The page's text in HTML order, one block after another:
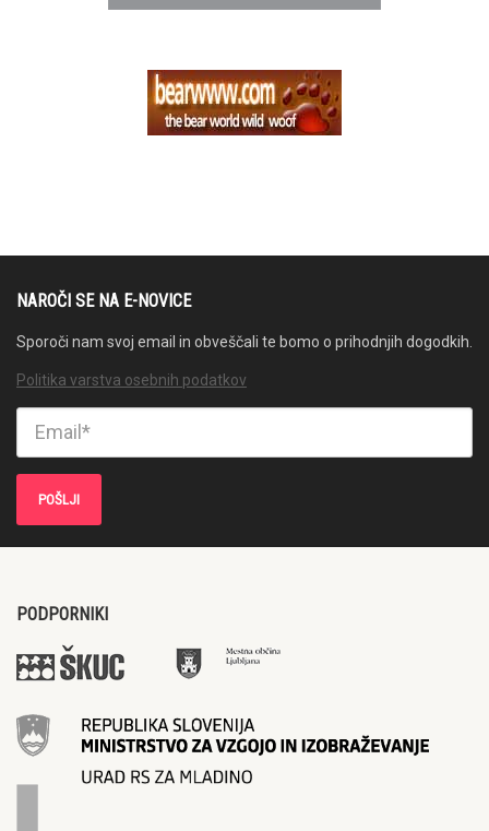
NAROČI SE NA E-NOVICE
Sporoči nam svoj email in obveščali te bomo o prihodnjih dogodkih.
Politika varstva osebnih podatkov
PODPORNIKI